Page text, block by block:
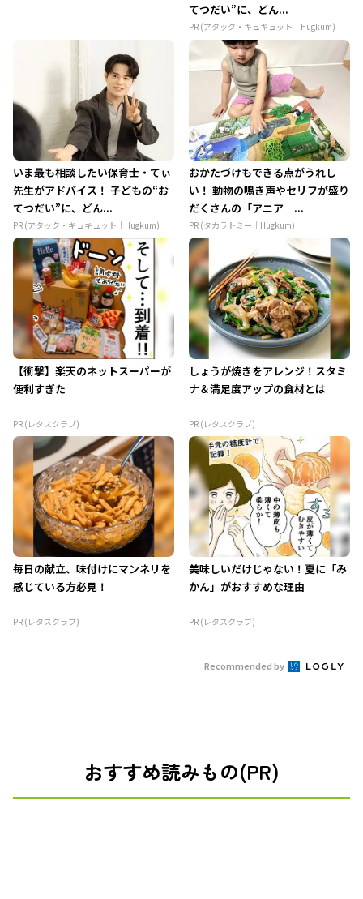
てつだい”に、どん...
PR (アタック・キュキュット｜Hugkum)
いま最も相談したい保育士・てぃ
先生がアドバイス！ 子どもの“お
てつだい”に、どん...
PR (アタック・キュキュット｜Hugkum)
おかたづけもできる点がうれし
い！ 動物の鳴き声やセリフが盛り
だくさんの「アニア ...
PR (タカラトミー｜Hugkum)
【衝撃】楽天のネットスーパーが
便利すぎた
PR (レタスクラブ)
しょうが焼きをアレンジ！スタミ
ナ＆満足度アップの食材とは
PR (レタスクラブ)
毎日の献立、味付けにマンネリを
感じている方必見！
PR (レタスクラブ)
美味しいだけじゃない！夏に「み
かん」がおすすめな理由
PR (レタスクラブ)
Recommended by
おすすめ読みもの(PR)